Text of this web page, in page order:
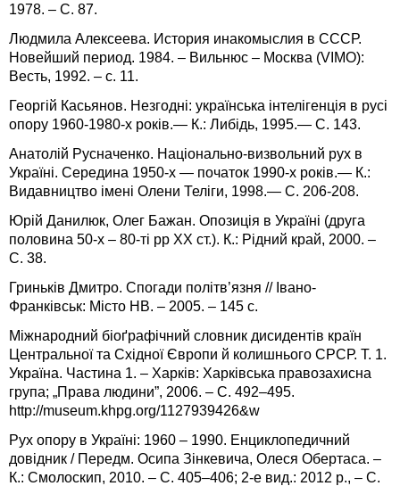
1978. – С. 87.
Людмила Алексеева. История инакомыслия в СССР.
Новейший период. 1984. – Вильнюс – Москва (VIMO):
Весть, 1992. – с. 11.
Георгій Касьянов. Незгодні: українська інтелігенція в русі
опору 1960-1980-х років.— К.: Либідь, 1995.— С. 143.
Анатолій Русначенко. Національно-визвольний рух в
Україні. Середина 1950-х — початок 1990-х років.— К.:
Видавництво імені Олени Теліги, 1998.— С. 206-208.
Юрій Данилюк, Олег Бажан. Опозиція в Україні (друга
половина 50-х – 80-ті рр ХХ ст.). К.: Рідний край, 2000. –
С. 38.
Гриньків Дмитро. Спогади політв’язня // Івано-
Франківськ: Місто НВ. – 2005. – 145 с.
Міжнародний біоґрафічний словник дисидентів країн
Центральної та Східної Європи й колишнього СРСР. Т. 1.
Україна. Частина 1. – Харків: Харківська правозахисна
група; „Права людини”, 2006. – C. 492–495.
http://museum.khpg.org/1127939426&w
Рух опору в Україні: 1960 – 1990. Енциклопедичний
довідник / Передм. Осипа Зінкевича, Олеся Обертаса. –
К.: Смолоскип, 2010. – С. 405–406; 2-е вид.: 2012 р., – С.